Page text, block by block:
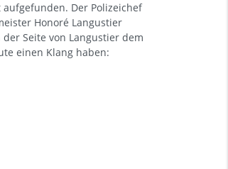
Der Polizeichef
Honoré Langustier
Seite von Langustier dem
einen Klang haben: